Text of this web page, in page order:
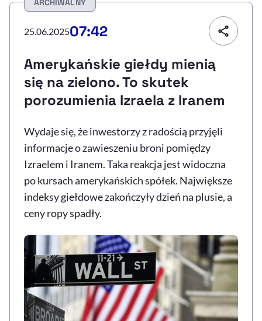
Sprawdź, jak i dlaczego zwiększamy dostępność , otwiera się w nowym
Deklaracja dostępności
ARCHIWALNY
25.06.202507:42
Amerykańskie giełdy mienią
się na zielono. To skutek
porozumienia Izraela z Iranem
Wydaje się, że inwestorzy z radością przyjęli
informacje o zawieszeniu broni pomiędzy
Izraelem i Iranem. Taka reakcja jest widoczna
po kursach amerykańskich spółek. Największe
indeksy giełdowe zakończyły dzień na plusie, a
ceny ropy spadły.